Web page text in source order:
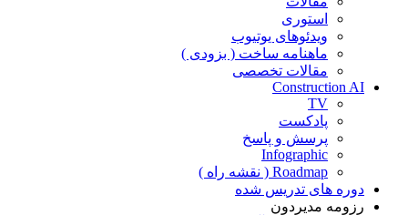
استوری
ویدئوهای یوتیوب
ماهنامه ساخت ( بزودی )
مقالات تخصصی
Construction AI
TV
پادکست
پرسش و پاسخ
Infographic
Roadmap ( نقشه راه )
دوره های تدریس شده
رزومه مدیردون